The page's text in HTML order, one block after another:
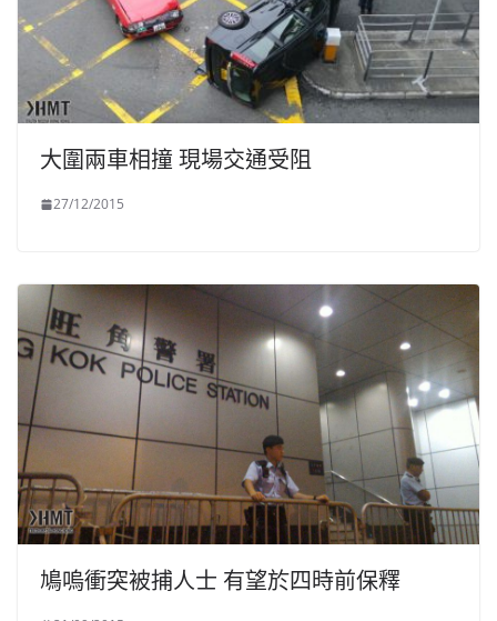
大圍兩車相撞 現場交通受阻
27/12/2015
鳩嗚衝突被捕人士 有望於四時前保釋